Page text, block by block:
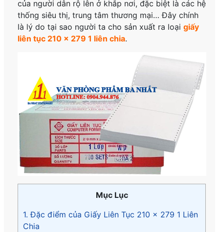
của người dân rộ lên ở khắp nơi, đặc biệt là các hệ
thống siêu thị, trung tâm thương mại… Đây chính
là lý do tại sao người ta cho sản xuất ra loạigiấy
liên tục 210 x 279 1 liên chia.
Mục Lục
1. Đặc điểm của Giấy Liên Tục 210 x 279 1 Liên
Chia